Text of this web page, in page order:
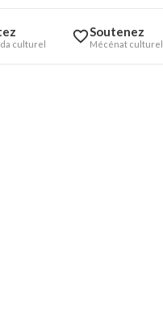
culturel
Soutenez
Mécénat culturel